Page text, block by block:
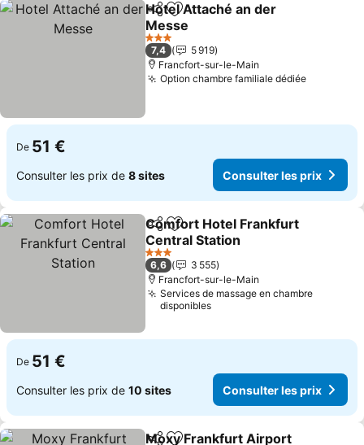
PartagerAjouter à mes favoris
Hotel Attaché an der
Messe
Consulter les prix
3 Étoiles
7,4
5 919
Francfort-sur-le-Main
Option chambre familiale dédiée
De 51 €
Consulter les prix de 8 sites Consulter les prix
PartagerAjouter à mes favoris
Comfort Hotel Frankfurt
Central Station
Consulter les prix
3 Étoiles
6,6
3 555
Francfort-sur-le-Main
Services de massage en chambre
disponibles
De 51 €
Consulter les prix de 10 sites Consulter les prix
Moxy Frankfurt Airport